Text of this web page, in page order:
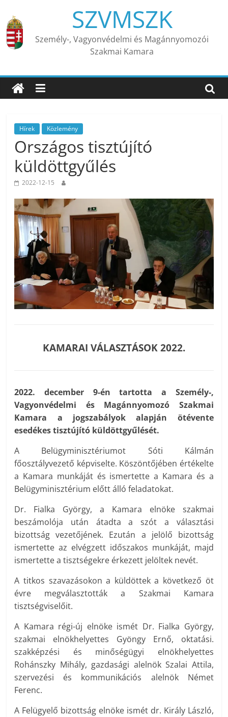
content
SZVMSZK
Személy-, Vagyonvédelmi és Magánnyomozói
Szakmai Kamara
Hírek Közlemény
Országos tisztújító
küldöttgyűlés
2022-12-15
KAMARAI VÁLASZTÁSOK 2022.
2022. december 9-én tartotta a Személy-,
Vagyonvédelmi és Magánnyomozó Szakmai
Kamara a jogszabályok alapján ötévente
esedékes tisztújító küldöttgyűlését.
A Belügyminisztériumot Sóti Kálmán
főosztályvezető képviselte. Köszöntőjében értékelte
a Kamara munkáját és ismertette a Kamara és a
Belügyminisztérium előtt álló feladatokat.
Dr. Fialka György, a Kamara elnöke szakmai
beszámolója után átadta a szót a választási
bizottság vezetőjének. Ezután a jelölő bizottság
ismertette az elvégzett időszakos munkáját, majd
ismertette a tisztségekre érkezett jelöltek nevét.
A titkos szavazásokon a küldöttek a következő öt
évre megválasztották a Szakmai Kamara
tisztségviselőit.
A Kamara régi-új elnöke ismét Dr. Fialka György,
szakmai elnökhelyettes Gyöngy Ernő, oktatási.
szakképzési és minőségügyi elnökhelyettes
Rohánszky Mihály, gazdasági alelnök Szalai Attila,
szervezési és kommunikációs alelnök Német
Ferenc.
A Felügyelő bizottság elnöke ismét dr. Király László,